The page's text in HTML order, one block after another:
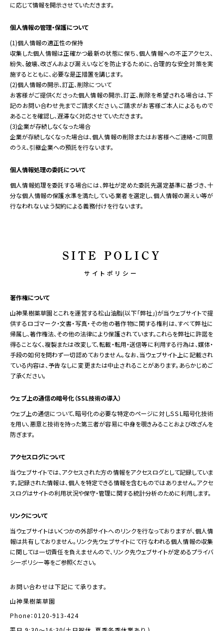
に応じて情報を開示させていただきます。
個人情報の管理・保護について
(1)個人情報の適正性の保持
収集した個人情報は正確かつ最新の状態に保ち、個人情報への不正アクセス、
紛失、破壊、改ざんおよび漏えいなどを防止するために、合理的な安全対策を実
施するとともに、必要な是正措置を講じます。
(2)個人情報の開示、訂正、削除について
お客様がご提供くださった個人情報の開示、訂正、削除を希望される場合は、下
記のお問い合わせ先までご請求ください。ご請求がお客様ご本人によるもので
あることを確認し、遅滞なく対応させていただきます。
(3)企業が存続しなくなった場合
企業が存続しなくなった場合は、個人情報の削除またはお客様へご連絡・ご同意
のうえ、引継企業への預託を行ないます。
個人情報処理の委託について
個人情報処理を委託する場合には、弊社が定めた委託先選定基準に基づき、十
分な個人情報の保護水準を満たしている業者を選定し、個人情報の漏えい等が
行なわれないよう契約による義務付けを行ないます。
SITE POLICY
サイトポリシー
著作権について
山神果樹薬草園とこれを運営する松山油脂(以下「弊社」)が当ウェブサイトで提
供するロゴマーク・文書・写真・その他の著作物に関する権利は、すべて弊社に
帰属し、著作権法、その他の法律により保護されています。これらを弊社に許諾を
得ることなく、複製または改変して、転載・転用・送信等に利用する行為は、媒体・
手段の如何を問わず一切認めておりません。なお、当ウェブサイト上に記載され
ている内容は、予告なしに変更または中止されることがあります。あらかじめご
了承ください。
ウェブ上の通信の暗号化（SSL技術の導入）
ウェブ上の通信について、暗号化の必要な特定のページに対しＳＳＬ暗号化技術
を用い、悪意と技術を持った第三者が容易に中身を覗きみることおよび改ざんを
防ぎます。
アクセスログについて
当ウェブサイトでは、アクセスされた方の情報をアクセスログとして記録していま
す。記録された情報は、個人を特定できる情報を含むものではありません。アクセ
スログはサイトの利用状況や保守・管理に関する統計分析のために利用します。
リンクについて
当ウェブサイトはいくつかの外部サイトへのリンクを行なっておりますが、個人情
報は共有しておりません。リンク先ウェブサイトにて行なわれる個人情報の収集
に関しては一切責任を負えませんので、リンク先ウェブサイトが定めるプライバ
シーポリシー等をご参照ください。
お問い合わせは下記にて承ります。
山神果樹薬草園
Phone：0120-913-424